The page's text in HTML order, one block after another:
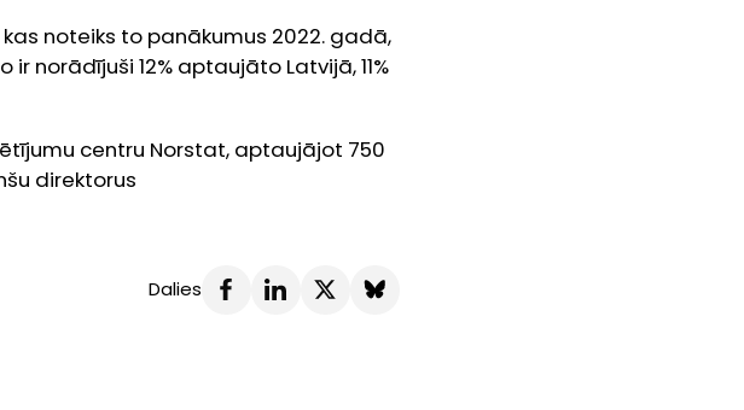
noteiks to panākumus 2022. gadā,
norādījuši 12% aptaujāto Latvijā, 11%
centru Norstat, aptaujājot 750
direktorus
Dalies